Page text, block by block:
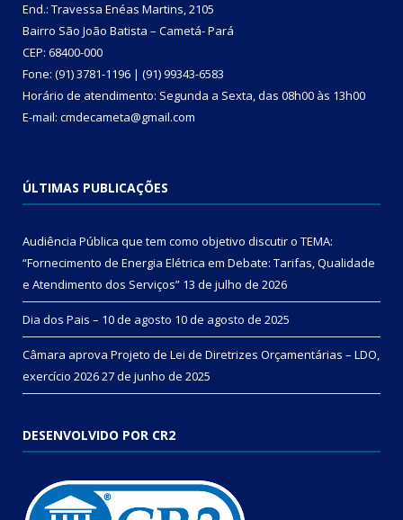
End.: Travessa Enéas Martins, 2105
Bairro São João Batista – Cametá- Pará
CEP: 68400-000
Fone: (91) 3781-1196 | (91) 99343-6583
Horário de atendimento: Segunda a Sexta, das 08h00 às 13h00
E-mail: cmdecameta@gmail.com
ÚLTIMAS PUBLICAÇÕES
Audiência Pública que tem como objetivo discutir o TEMA:
“Fornecimento de Energia Elétrica em Debate: Tarifas, Qualidade
e Atendimento dos Serviços” 13 de julho de 2026
Dia dos Pais – 10 de agosto 10 de agosto de 2025
Câmara aprova Projeto de Lei de Diretrizes Orçamentárias – LDO,
exercício 202627 de junho de 2025
DESENVOLVIDO POR CR2